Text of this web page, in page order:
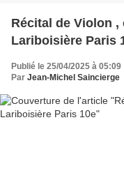
Récital de Violon ,
Lariboisière Paris
Publié le 25/04/2025 à 05:09
Par Jean-Michel Saincierge